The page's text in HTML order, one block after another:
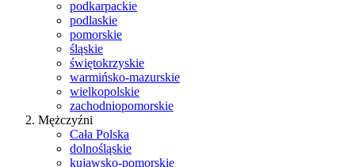
podkarpackie
podlaskie
pomorskie
śląskie
świętokrzyskie
warmińsko-mazurskie
wielkopolskie
zachodniopomorskie
Mężczyźni
Cała Polska
dolnośląskie
kujawsko-pomorskie